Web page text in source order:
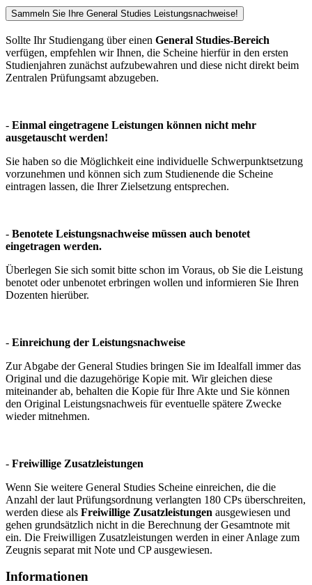
Sammeln Sie Ihre General Studies Leistungsnachweise!
Sollte Ihr Studiengang über einen General Studies-Bereich
verfügen, empfehlen wir Ihnen, die Scheine hierfür in den ersten
Studienjahren zunächst aufzubewahren und diese nicht direkt beim
Zentralen Prüfungsamt abzugeben.
- Einmal eingetragene Leistungen können nicht mehr
ausgetauscht werden!
Sie haben so die Möglichkeit eine individuelle Schwerpunktsetzung
vorzunehmen und können sich zum Studienende die Scheine
eintragen lassen, die Ihrer Zielsetzung entsprechen.
- Benotete Leistungsnachweise müssen auch benotet
eingetragen werden.
Überlegen Sie sich somit bitte schon im Voraus, ob Sie die Leistung
benotet oder unbenotet erbringen wollen und informieren Sie Ihren
Dozenten hierüber.
- Einreichung der Leistungsnachweise
Zur Abgabe der General Studies bringen Sie im Idealfall immer das
Original und die dazugehörige Kopie mit. Wir gleichen diese
miteinander ab, behalten die Kopie für Ihre Akte und Sie können
den Original Leistungsnachweis für eventuelle spätere Zwecke
wieder mitnehmen.
- Freiwillige Zusatzleistungen
Wenn Sie weitere General Studies Scheine einreichen, die die
Anzahl der laut Prüfungsordnung verlangten 180 CPs überschreiten,
werden diese als Freiwillige Zusatzleistungen ausgewiesen und
gehen grundsätzlich nicht in die Berechnung der Gesamtnote mit
ein. Die Freiwilligen Zusatzleistungen werden in einer Anlage zum
Zeugnis separat mit Note und CP ausgewiesen.
Informationen